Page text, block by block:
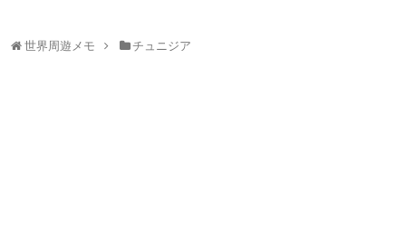
世界周遊メモ チュニジア